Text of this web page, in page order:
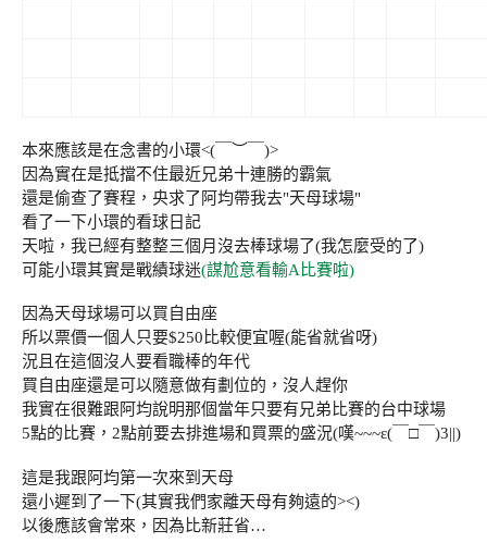
本來應該是在念書的小環<(￣︶￣)>
因為實在是抵擋不住最近兄弟十連勝的霸氣
還是偷查了賽程，央求了阿均帶我去"天母球場"
看了一下小環的看球日記
天啦，我已經有整整三個月沒去棒球場了(我怎麼受的了)
可能小環其實是戰績球迷(謀尬意看輸A比賽啦)
因為天母球場可以買自由座
所以票價一個人只要$250比較便宜喔(能省就省呀)
況且在這個沒人要看職棒的年代
買自由座還是可以隨意做有劃位的，沒人趕你
我實在很難跟阿均說明那個當年只要有兄弟比賽的台中球場
5點的比賽，2點前要去排進場和買票的盛況(嘆~~~ε(￣□￣)3||)
這是我跟阿均第一次來到天母
還小遲到了一下(其實我們家離天母有夠遠的><)
以後應該會常來，因為比新莊省…